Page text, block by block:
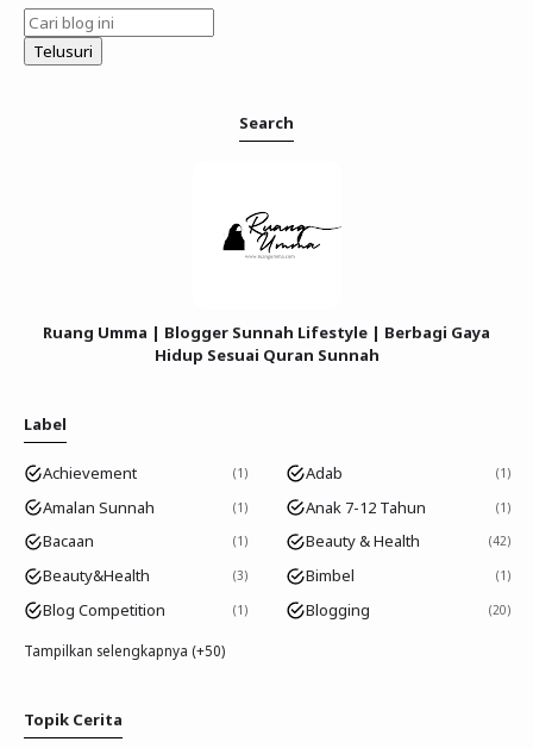
Search
Ruang Umma | Blogger Sunnah Lifestyle | Berbagi Gaya
Hidup Sesuai Quran Sunnah
Label
Achievement 1 Adab 1
Amalan Sunnah 1 Anak 7-12 Tahun 1
Bacaan 1 Beauty & Health 42
Beauty&Health 3 Bimbel 1
Blog Competition 1 Blogging 20
Tampilkan selengkapnya (+50)
Topik Cerita